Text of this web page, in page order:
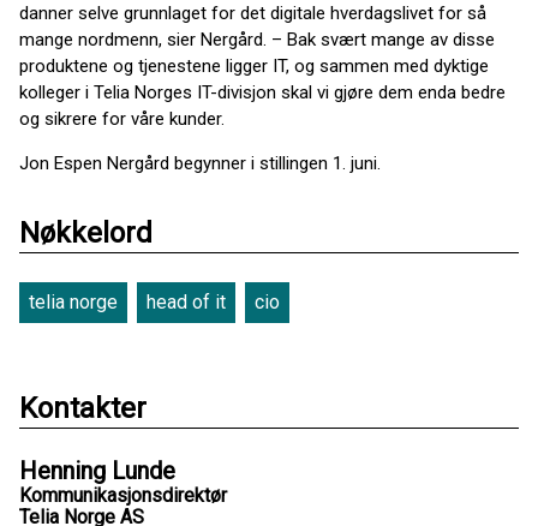
danner selve grunnlaget for det digitale hverdagslivet for så
mange nordmenn, sier Nergård. – Bak svært mange av disse
produktene og tjenestene ligger IT, og sammen med dyktige
kolleger i Telia Norges IT-divisjon skal vi gjøre dem enda bedre
og sikrere for våre kunder.
Jon Espen Nergård begynner i stillingen 1. juni.
Nøkkelord
telia norge head of it cio
Kontakter
Henning Lunde
Kommunikasjonsdirektør
Telia Norge AS